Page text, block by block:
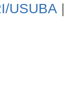
USUBA |